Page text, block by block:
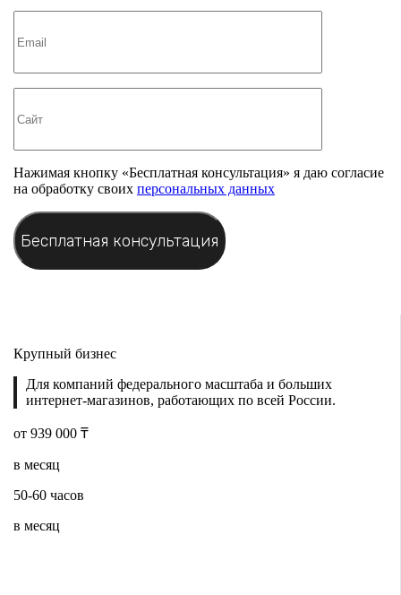
Нажимая кнопку «Бесплатная консультация» я даю согласие
на обработку своих персональных данных
Крупный бизнес
Для компаний федерального масштаба и больших
интернет-магазинов, работающих по всей России.
от 939 000 ₸
в месяц
50-60 часов
в месяц